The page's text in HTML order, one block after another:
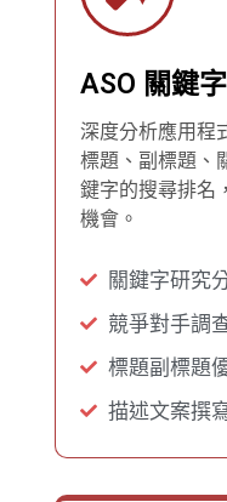
ASO 關鍵
深度分析應用程
標題、副標題、
鍵字的搜尋排名
機會。
關鍵字研究
競爭對手調
標題副標題
描述文案撰